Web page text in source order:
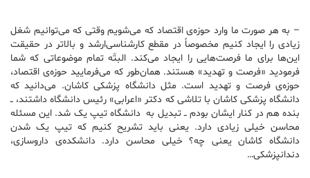
– به هر صورت ما وارد حوزه‌ی اقتصاد که می‌شویم وقتی که می‌توانیم شغل
زیادی را ایجاد کنیم مخصوصاً در مقطع کارشناسی‌ارشد و بالاتر در حقیقت
این‌ها برای ما فرصت‌هایی را ایجاد می‌کند. البتّه تمام موضوعاتی که شما
فرمودید «فرصت و تهدید» هستند. همان‌طور که می‌فرمایید حوزه‌ی اقتصاد،
حوزه‌ی فرصت و تهدید است. مثل دانشگاه پزشکی کاشان. می‌دانید که
دانشگاه پزشکی کاشان با تلاشی که دکتر «اعرابی» رئیس دانشگاه داشتند، ــ
بنده هم در کنار ایشان بودم ــ تبدیل به دانشگاه تیپ یک شد. این مسئله
محاسن خیلی زیادی دارد. یعنی باید تشریح کنیم که تیپ یک شدن
دانشگاه کاشان یعنی چه؟ خیلی محاسن دارد. دانشکده‌ی داروسازی،
دندانپزشکی…